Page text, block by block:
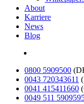
About
Karriere
News
Blog
0800 5909500
0043 720343611
0041 415411660
0049 511